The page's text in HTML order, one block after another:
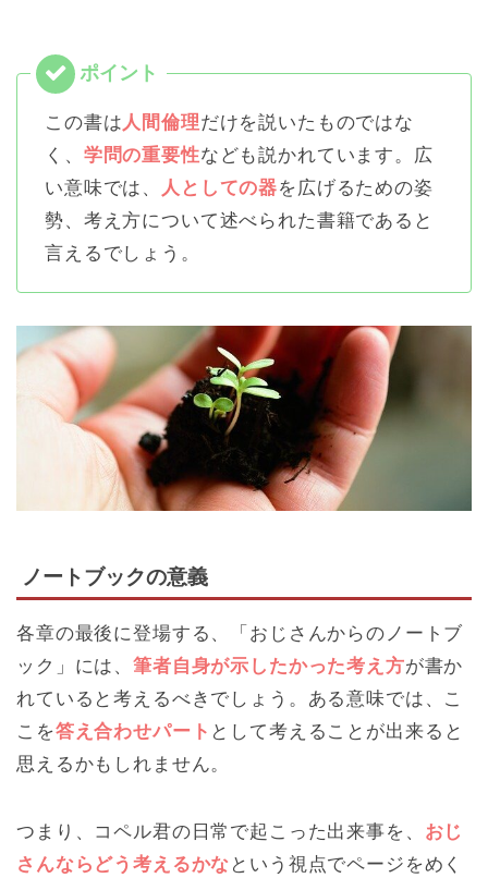
この書は人間倫理だけを説いたものではな
く、 学問の重要性なども説かれています。広
い意味では、
人としての器を広げるための姿
勢、考え方について述べられた書籍であると
言えるでしょう。
ノートブックの意義
各章の最後に登場する、「おじさんからのノートブ
ック」には、筆者自身が示したかった考え方が書か
れていると考えるべきでしょう。ある意味では、こ
こを答え合わせパート として考えることが出来ると
思えるかもしれません。
つまり、コペル君の日常で起こった出来事を、 おじ
さんならどう考えるかな という視点でページをめく